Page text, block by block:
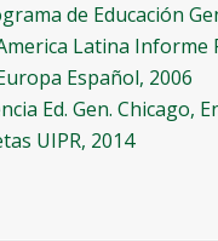
de Educación
Latina Informe
Español, 2006
Ed. Gen. Chicago,
UIPR, 2014